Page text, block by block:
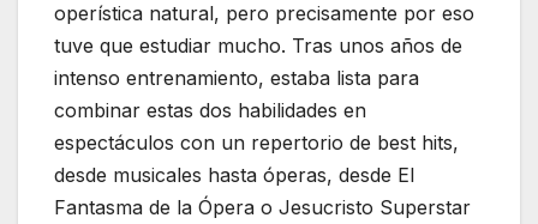
operística natural, pero precisamente por eso
tuve que estudiar mucho. Tras unos años de
intenso entrenamiento, estaba lista para
combinar estas dos habilidades en
espectáculos con un repertorio de best hits,
desde musicales hasta óperas, desde El
Fantasma de la Ópera o Jesucristo Superstar